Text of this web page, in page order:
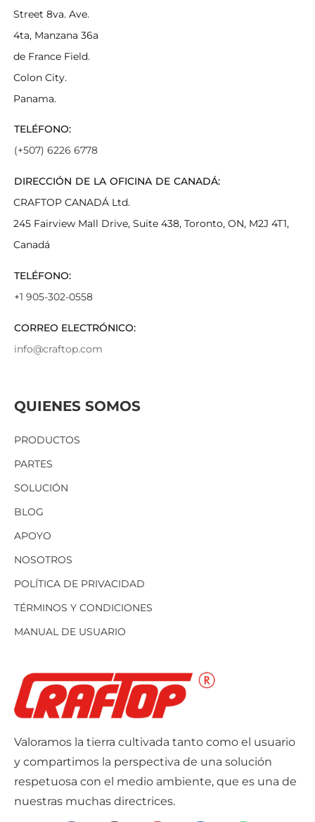
Valoramos la tierra cultivada tanto como el usuario
y compartimos la perspectiva de una solución
respetuosa con el medio ambiente, que es una de
nuestras muchas directrices.
QUIENES SOMOS
PRODUCTOS
PARTES
SOLUCIÓN
BLOG
APOYO
NOSOTROS
POLÍTICA DE PRIVACIDAD
TÉRMINOS Y CONDICIONES
MANUAL DE USUARIO
Street 8va. Ave.
4ta, Manzana 36a
de France Field.
Colon City.
Panama.
TELÉFONO:
(+507) 6226 6778
DIRECCIÓN DE LA OFICINA DE CANADÁ:
CRAFTOP CANADÁ Ltd.
245 Fairview Mall Drive, Suite 438, Toronto, ON, M2J 4T1,
Canadá
TELÉFONO:
+1 905-302-0558
CORREO ELECTRÓNICO:
info@craftop.com